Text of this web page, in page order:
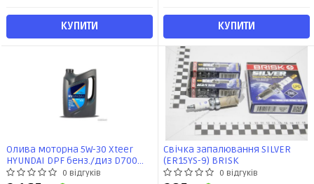
КУПИТИ КУПИТИ
Олива моторна 5W-30 Xteer
HYUNDAI DPF бенз./диз D700
API SP, ACEA C2/C3, 6л, синт
0 відгуків
Свічка запалювання SILVER
(ER15YS-9) BRISK
0 відгуків